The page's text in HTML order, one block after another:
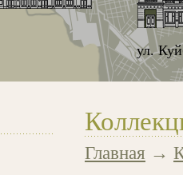
ул.
Главная →